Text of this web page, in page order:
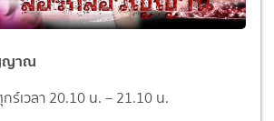
ญาณ
ร์เวลา 20.10 น. – 21.10 น.